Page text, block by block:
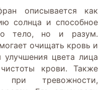
описывается как
солнца и способное
тело, но и разум.
очищать кровь и
улучшения цвета лица
крови. Также
при тревожности,